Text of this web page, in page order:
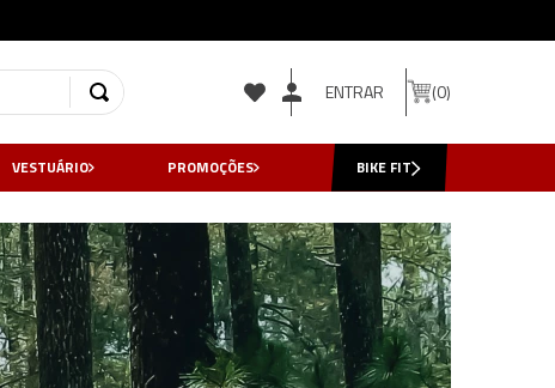
ENTRAR 0
VESTUÁRIO PROMOÇÕES BIKE FIT